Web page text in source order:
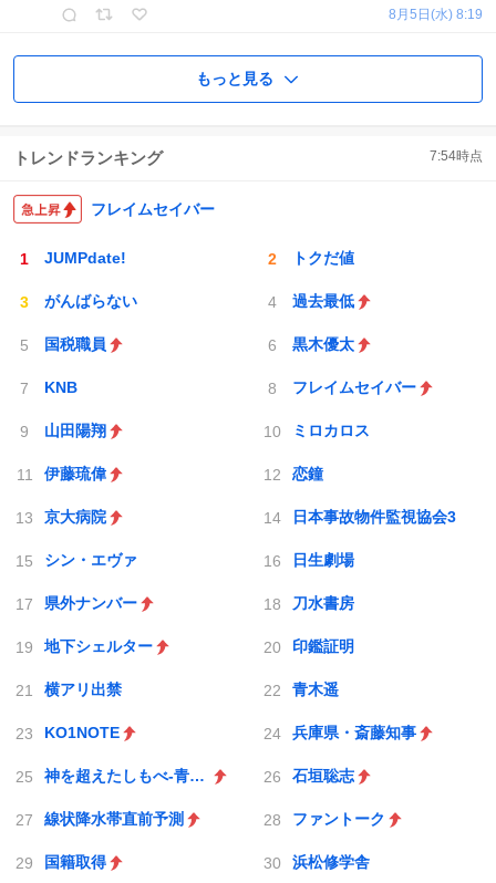
8月5日(水) 8:19
もっと見る
トレンドランキング 7:54時点
フレイムセイバー
JUMPdate! トクだ値
がんばらない 過去最低
国税職員 黒木優太
KNB フレイムセイバー
山田陽翔 ミロカロス
伊藤琉偉 恋鐘
京大病院 日本事故物件監視協会3
シン・エヴァ 日生劇場
県外ナンバー 刀水書房
地下シェルター 印鑑証明
横アリ出禁 青木遥
KO1NOTE 兵庫県・斎藤知事
神を超えたしもべ-青眼の究極竜 石垣聡志
線状降水帯直前予測 ファントーク
国籍取得 浜松修学舎